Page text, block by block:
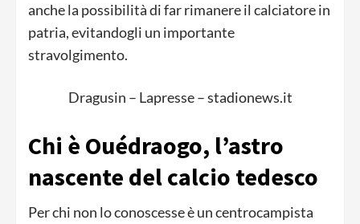
anche la possibilità di far rimanere il calciatore in
patria, evitandogli un importante
stravolgimento.
Dragusin – Lapresse – stadionews.it
Chi è Ouédraogo, l’astro
nascente del calcio tedesco
Per chi non lo conoscesse è un centrocampista